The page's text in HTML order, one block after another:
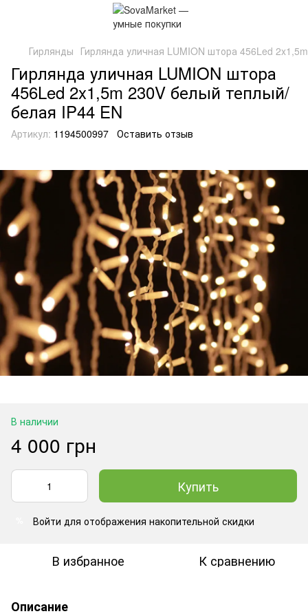
Гирлянды Гирлянда уличная LUMION штора 456Led
Гирлянда уличная LUMION штора
456Led 2x1,5m 230V белый теплый/
белая IP44 EN
Артикул: 1194500997 Оставить отзыв
В наличии
4 000 грн
Купить
Войти для отображения накопительной скидки
В избранное К сравнению
Описание